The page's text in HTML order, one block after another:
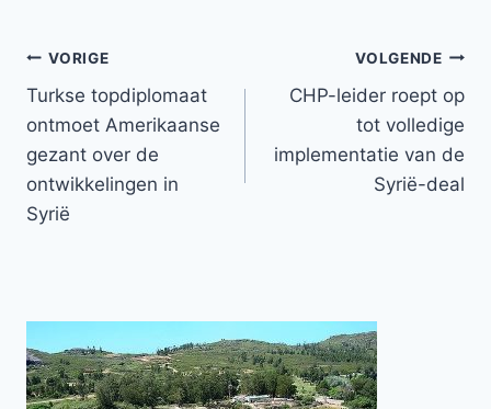
Bericht
navigatie
VORIGE
Turkse topdiplomaat
ontmoet Amerikaanse
gezant over de
ontwikkelingen in
Syrië
VOLGENDE
CHP-leider roept op
tot volledige
implementatie van de
Syrië-deal